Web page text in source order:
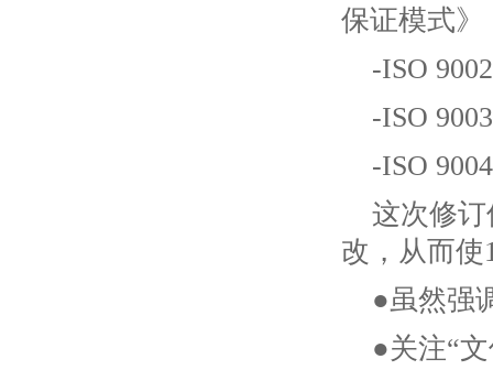
保证模式》
-ISO
-ISO
-ISO
这次修
改，从而使
●虽然强
●关注“